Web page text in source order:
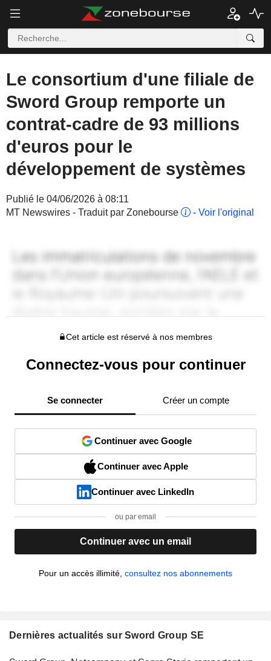
Le consortium d'une filiale de
Sword Group remporte un
contrat-cadre de 93 millions
d'euros pour le
développement de systèmes
Publié le 04/06/2026 à 08:11
MT Newswires - Traduit par Zonebourse
- Voir l'original
Cet article est réservé à nos membres
Connectez-vous pour continuer
Se connecter Créer un compte
Continuer avec Google
Continuer avec Apple
Continuer avec LinkedIn
ou par email
Continuer avec un email
Pour un accès illimité, consultez nos abonnements
Dernières actualités sur Sword Group SE